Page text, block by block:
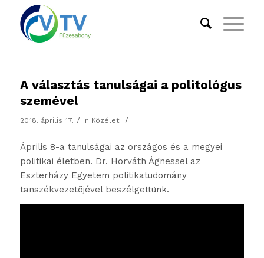
A választás tanulságai a politológus
szemével
2018. április 17. / in Közélet /
Április 8-a tanulságai az országos és a megyei
politikai életben. Dr. Horváth Ágnessel az
Eszterházy Egyetem politikatudomány
tanszékvezetõjével beszélgettünk.